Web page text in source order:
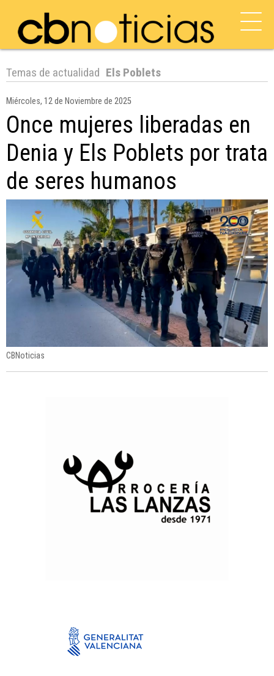
Temas de actualidad Els Poblets
Miércoles, 12 de Noviembre de 2025
Once mujeres liberadas en
Denia y Els Poblets por trata
de seres humanos
CBNoticias